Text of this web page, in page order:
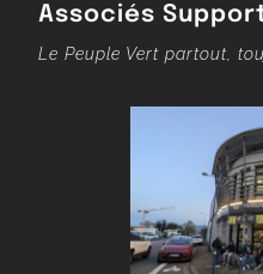
Associés
Le Peuple Vert partout,